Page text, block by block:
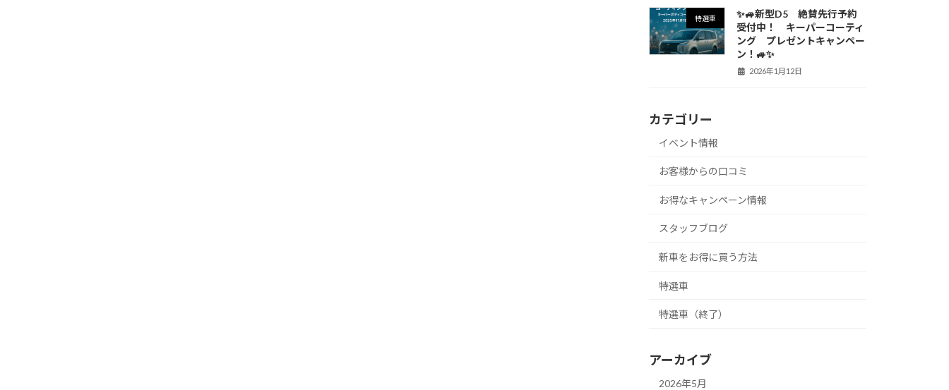
特選車
✨🚙新型D5 絶賛先行予約
受付中！ キーパーコーティ
ング プレゼントキャンペー
ン！🚙✨
2026年1月12日
カテゴリー
イベント情報
お客様からの口コミ
お得なキャンペーン情報
スタッフブログ
新車をお得に買う方法
特選車
特選車（終了）
アーカイブ
2026年5月